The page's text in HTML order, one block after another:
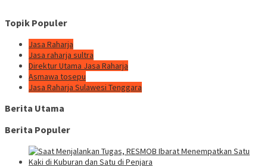
Topik Populer
Jasa Raharja
Jasa raharja sultra
Direktur Utama Jasa Raharja
Asmawa tosepu
Jasa Raharja Sulawesi Tenggara
Berita Utama
Berita Populer